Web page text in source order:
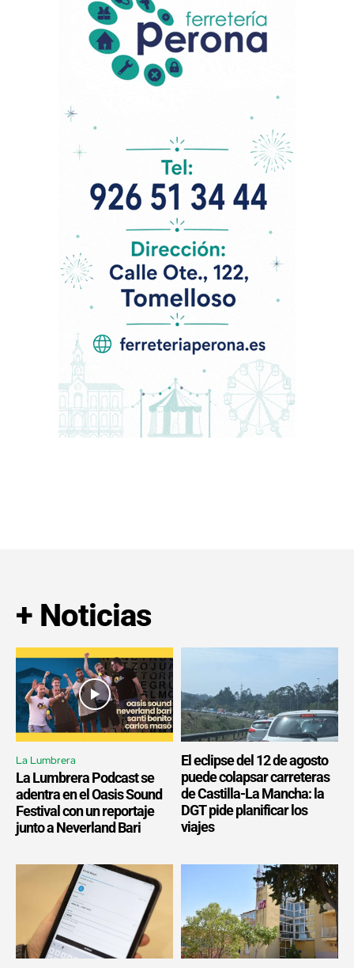
+ Noticias
La Lumbrera
La Lumbrera Podcast se
adentra en el Oasis Sound
Festival con un reportaje
junto a Neverland Bari
El eclipse del 12 de agosto
puede colapsar carreteras
de Castilla-La Mancha: la
DGT pide planificar los
viajes